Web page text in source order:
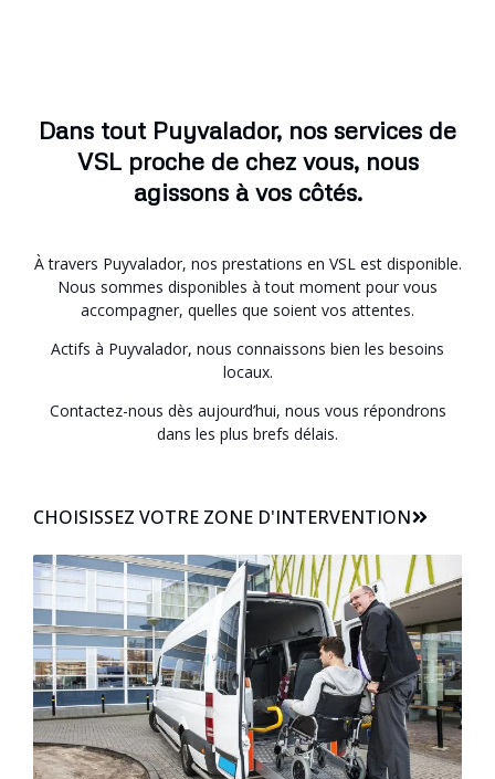
Dans tout Puyvalador, nos services de
VSL proche de chez vous, nous
agissons à vos côtés.
À travers Puyvalador, nos prestations en VSL est disponible.
Nous sommes disponibles à tout moment pour vous
accompagner, quelles que soient vos attentes.
Actifs à Puyvalador, nous connaissons bien les besoins
locaux.
Contactez-nous dès aujourd’hui, nous vous répondrons
dans les plus brefs délais.
CHOISISSEZ VOTRE ZONE D'INTERVENTION